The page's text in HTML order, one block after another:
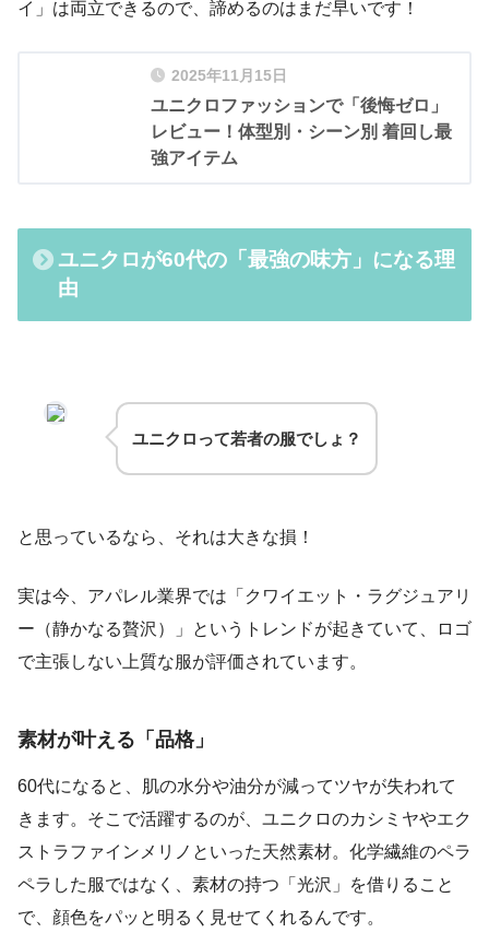
イ」は両立できるので、諦めるのはまだ早いです！
2025年11月15日
ユニクロファッションで「後悔ゼロ」
レビュー！体型別・シーン別 着回し最
強アイテム
ユニクロが60代の「最強の味方」になる理
由
ユニクロって若者の服でしょ？
と思っているなら、それは大きな損！
実は今、アパレル業界では「クワイエット・ラグジュアリ
ー（静かなる贅沢）」というトレンドが起きていて、ロゴ
で主張しない上質な服が評価されています。
素材が叶える「品格」
60代になると、肌の水分や油分が減ってツヤが失われて
きます。そこで活躍するのが、ユニクロのカシミヤやエク
ストラファインメリノといった天然素材。化学繊維のペラ
ペラした服ではなく、素材の持つ「光沢」を借りること
で、顔色をパッと明るく見せてくれるんです。